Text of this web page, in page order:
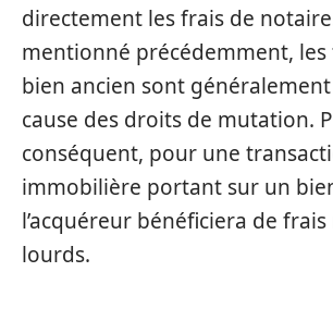
directement les frais de
mentionné précédemment, les
bien ancien sont
cause des droits de mutation.
conséquent, pour une
immobilière portant sur un
l’acquéreur bénéficiera de
lourds.